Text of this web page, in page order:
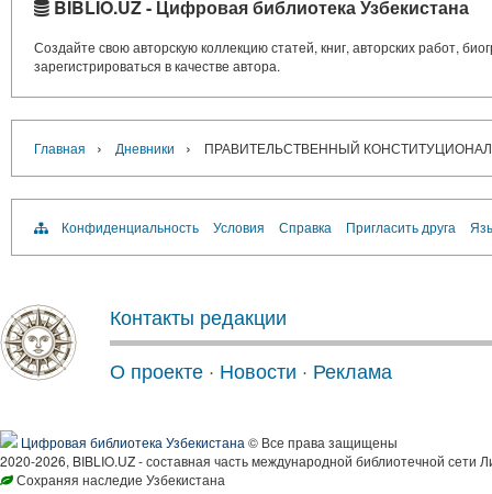
BIBLIO.UZ - Цифровая библиотека Узбекистана
Создайте свою авторскую коллекцию статей, книг, авторских работ,
зарегистрироваться в качестве автора.
Главная › Дневники › ПРАВИТЕЛЬСТВЕННЫЙ
Конфиденциальность Условия Справка Пригласить друга
Контакты редакции
О проекте · Новости · Реклама
Цифровая библиотека Узбекистана © Все права защищены
2020-2026, BIBLIO.UZ - составная часть международной библиотечной сети
Сохраняя наследие Узбекистана